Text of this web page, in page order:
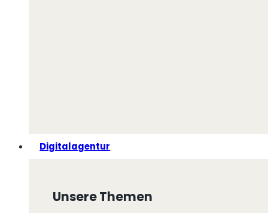
Digitalagentur
Unsere Themen